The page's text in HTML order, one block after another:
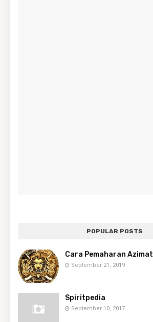
POPULAR POSTS
Cara Pemaharan Azimat
September 21, 2019
Spiritpedia
September 10, 2017